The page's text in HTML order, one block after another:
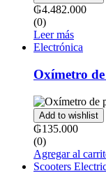
₲4.482.000
(0)
Leer más
Electrónica
Oxímetro
Add to wishlist
₲135.000
(0)
Agregar al
Scooters